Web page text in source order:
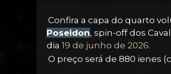
Confira a capa do quarto
Poseidon, spin-off dos
dia 19 de junho de 2026.
O preço será de 880 ienes